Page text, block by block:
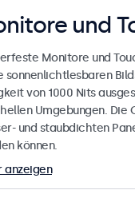
und
Monitore und
sonnenlichtlesbaren
von 1000 Nits
Umgebungen.
und staubdichten
können.
anzeigen